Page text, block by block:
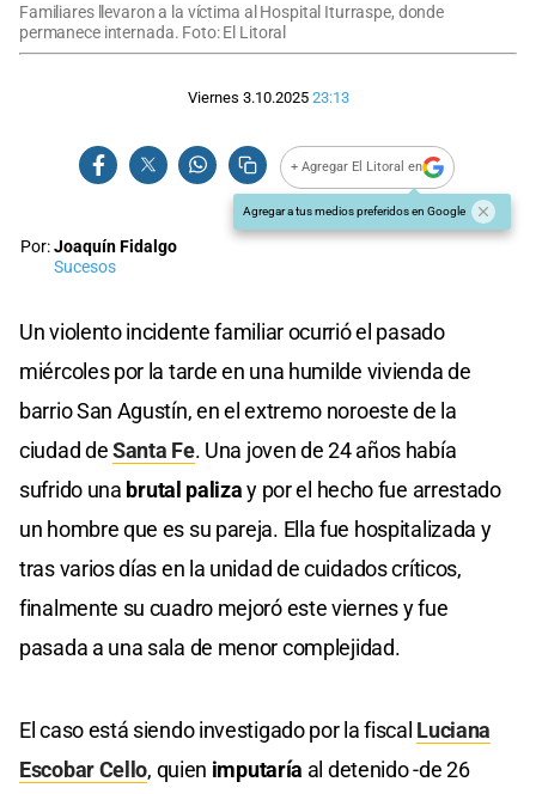
Familiares llevaron a la víctima al Hospital Iturraspe, donde
permanece internada. Foto: El Litoral
Viernes 3.10.2025 23:13
+ Agregar El Litoral en
Agregar a tus medios preferidos en Google
Por:Joaquín Fidalgo
Sucesos
Un violento incidente familiar ocurrió el pasado
miércoles por la tarde en una humilde vivienda de
barrio San Agustín, en el extremo noroeste de la
ciudad deSanta Fe. Una joven de 24 años había
sufrido una brutal palizay por el hecho fue arrestado
un hombre que es su pareja. Ella fue hospitalizada y
tras varios días en la unidad de cuidados críticos,
finalmente su cuadro mejoró este viernes y fue
pasada a una sala de menor complejidad.
El caso está siendo investigado por la fiscal Luciana
Escobar Cello, quien imputaría al detenido -de 26